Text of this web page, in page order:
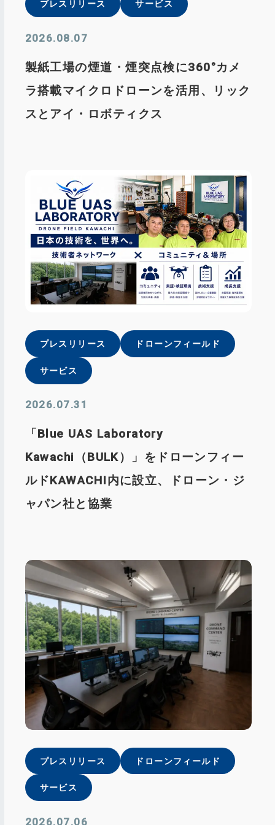
プレスリリース サービス
2026.08.07
製紙工場の煙道・煙突点検に360°カメ
ラ搭載マイクロドローンを活用、リック
スとアイ・ロボティクス
プレスリリース ドローンフィールド
サービス
2026.07.31
「Blue UAS Laboratory
Kawachi（BULK）」をドローンフィー
ルドKAWACHI内に設立、ドローン・ジ
ャパン社と協業
プレスリリース ドローンフィールド
サービス
2026.07.06